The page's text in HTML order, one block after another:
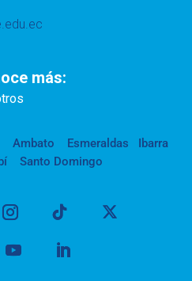
más:
Ambato Esmeraldas
Ibarra
Santo Domingo